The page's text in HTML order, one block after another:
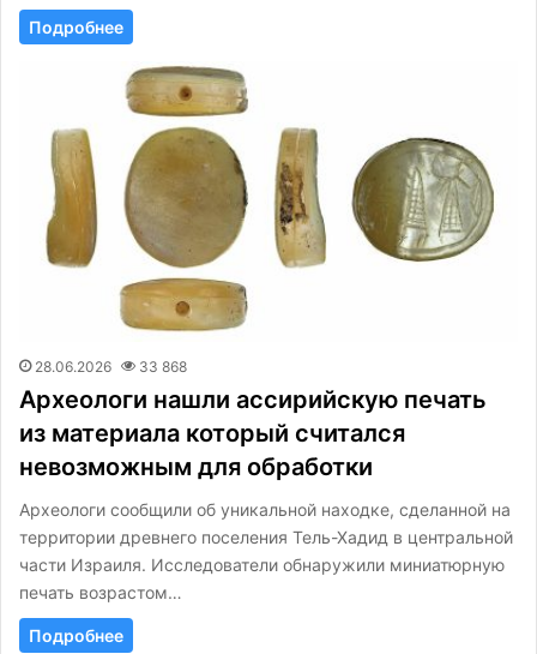
Подробнее
28.06.2026 33 868
Археологи нашли ассирийскую печать
из материала который считался
невозможным для обработки
Археологи сообщили об уникальной находке, сделанной на
территории древнего поселения Тель-Хадид в центральной
части Израиля. Исследователи обнаружили миниатюрную
печать возрастом…
Подробнее